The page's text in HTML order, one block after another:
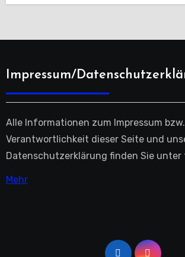
Impressum/
Alle Informationen zum Impressum
Verantwortlichkeit dieser Seite und
Datenschutzerklärung finden Sie unter
Mehr